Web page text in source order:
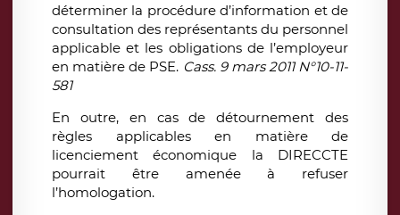
déterminer la procédure d’information et de
consultation des représentants du personnel
applicable et les obligations de l’employeur
en matière de PSE. Cass. 9 mars 2011 N°10-11-
581
En outre, en cas de détournement des
règles applicables en matière de
licenciement économique la DIRECCTE
pourrait être amenée à refuser
l’homologation.